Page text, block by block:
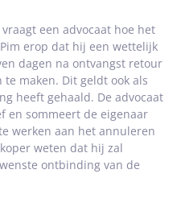
een advocaat hoe het
erop dat hij een wettelijk
dagen na ontvangst retour
maken. Dit geldt ook als
heeft gehaald. De advocaat
en sommeert de eigenaar
werken aan het annuleren
weten dat hij zal
ontbinding van de